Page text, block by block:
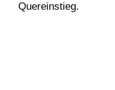
Quereinstieg.